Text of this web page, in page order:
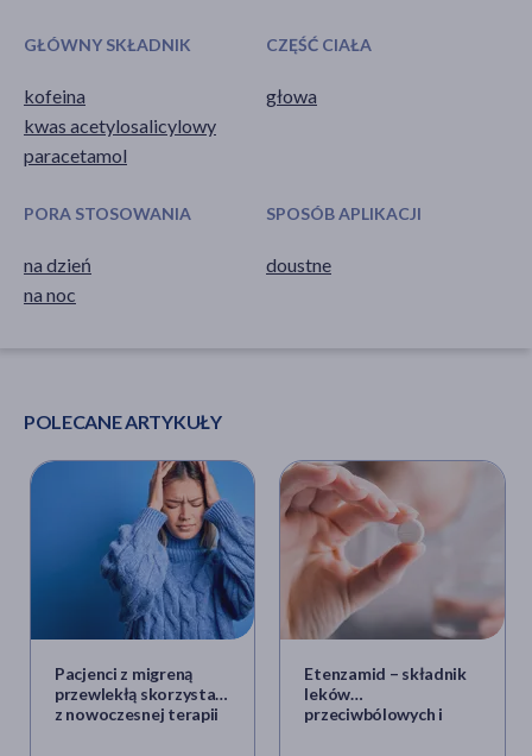
GŁÓWNY SKŁADNIK
kofeina
kwas acetylosalicylowy
paracetamol
CZĘŚĆ CIAŁA
głowa
PORA STOSOWANIA
na dzień
na noc
SPOSÓB APLIKACJI
doustne
POLECANE ARTYKUŁY
Pacjenci z migreną
przewlekłą skorzystają
z nowoczesnej terapii
Etenzamid – składnik
leków
przeciwbólowych i